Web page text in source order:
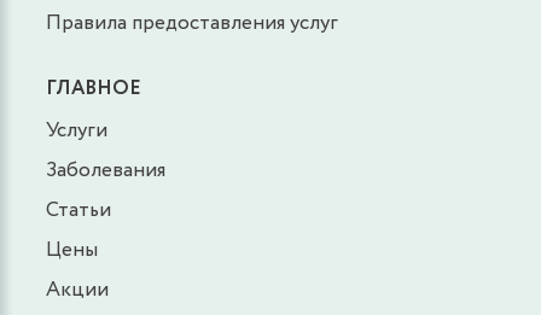
Правила предоставления услуг
ГЛАВНОЕ
Услуги
Заболевания
Статьи
Цены
Акции